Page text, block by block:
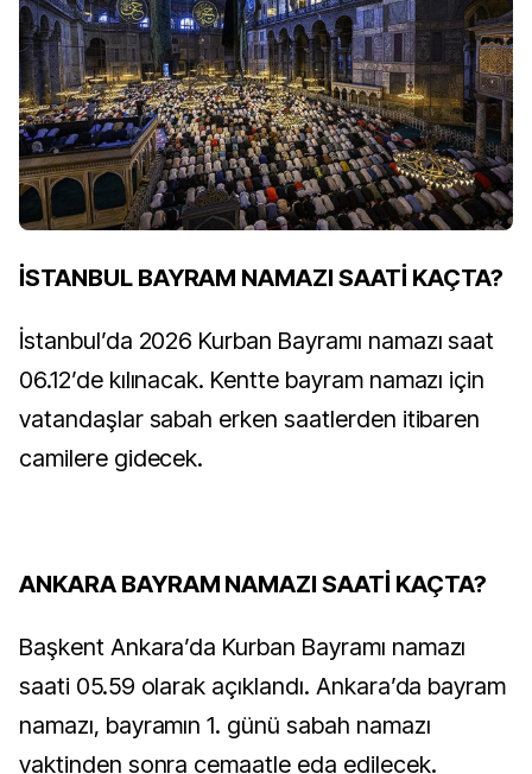
İSTANBUL BAYRAM NAMAZI SAATİ KAÇTA?
İstanbul’da 2026 Kurban Bayramı namazı saat
06.12’de kılınacak. Kentte bayram namazı için
vatandaşlar sabah erken saatlerden itibaren
camilere gidecek.
ANKARA BAYRAM NAMAZI SAATİ KAÇTA?
Başkent Ankara’da Kurban Bayramı namazı
saati 05.59 olarak açıklandı. Ankara’da bayram
namazı, bayramın 1. günü sabah namazı
vaktinden sonra cemaatle eda edilecek.